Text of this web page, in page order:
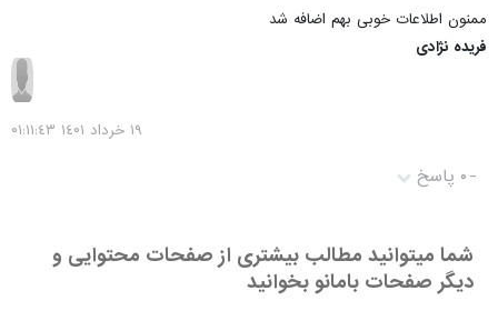
ممنون اطلاعات خوبی بهم اضافه شد
فریده نژادی
١٩ خرداد ١٤۰١ ۰١:١١:٤٣
-۰ پاسخ
شما میتوانید مطالب بیشتری از صفحات محتوایی و
دیگر صفحات بامانو بخوانید